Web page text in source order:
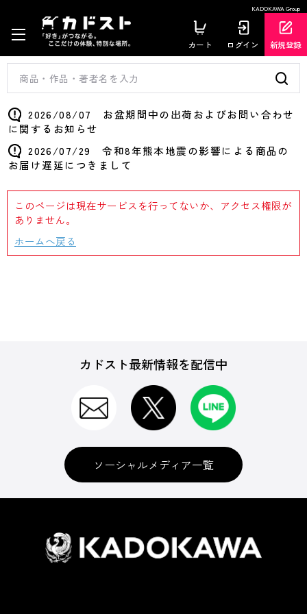
KADOKAWA Group
カート ログイン 新規登録
2026/08/07 お盆期間中の出荷およびお問い合わせ
に関するお知らせ
2026/07/29 令和8年熊本地震の影響による商品の
お届け遅延につきまして
このページは現在サービスを行ってないか、アクセス権限が
ありません。
ホームへ戻る
カドスト最新情報を配信中
ソーシャルメディア一覧